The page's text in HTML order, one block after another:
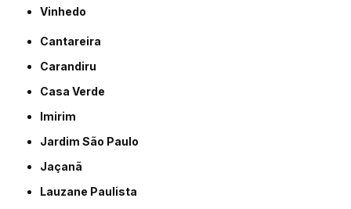
Vinhedo
Cantareira
Carandiru
Casa Verde
Imirim
Jardim São Paulo
Jaçanã
Lauzane Paulista